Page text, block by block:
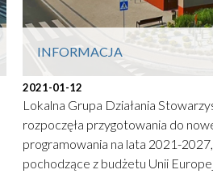
INFORMACJA
2021-01-12
Lokalna Grupa Działania
rozpoczęła przygotowania do
programowania na lata 2021-
pochodzące z budżetu Unii